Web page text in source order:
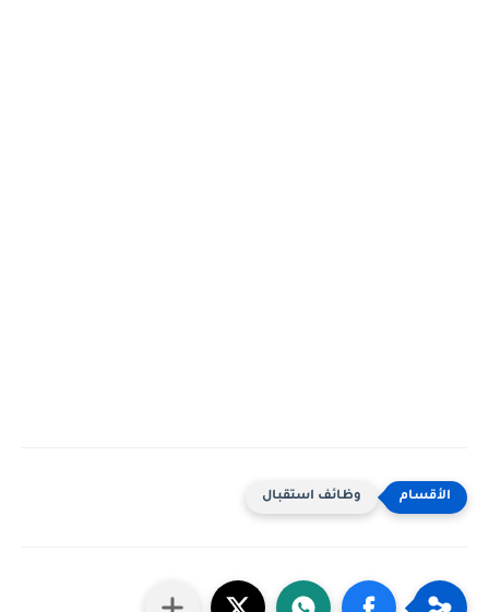
وظائف استقبال